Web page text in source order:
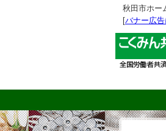
秋田市ホー
[バナー広